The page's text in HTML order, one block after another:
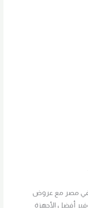
في مصر مع عروض
أفضل الأجهزة